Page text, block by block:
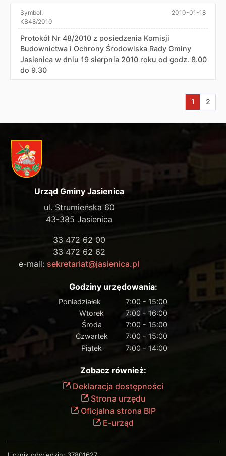
Symbol:
KB48/2010
2010-01-18
Protokół Nr 48/2010 z posiedzenia Komisji
Budownictwa i Ochrony Środowiska Rady Gminy
Jasienica w dniu 19 sierpnia 2010 roku od godz. 8.00
do 9.30
Aktualna
1 2
Urząd Gminy Jasienica
ul. Strumieńska 60
43-385 Jasienica
33 472 62 00
33 472 62 62
e-mail: sekretariat@jasienica.pl
Godziny urzędowania:
Poniedziałek
7:00 - 15:00
Wtorek
7:00 - 16:00
Środa
7:00 - 15:00
Czwartek
7:00 - 15:00
Piątek
7:00 - 14:00
Zobacz również:
Deklaracja dostępności
Strona urzędu
Oficjalna strona BIP
E-urząd